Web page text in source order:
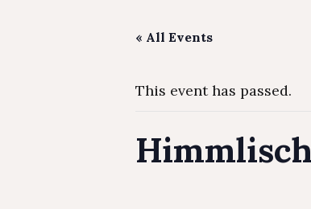
« All Events
This event has passed.